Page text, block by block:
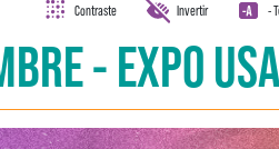
Contraste Invertir -
- EXPO